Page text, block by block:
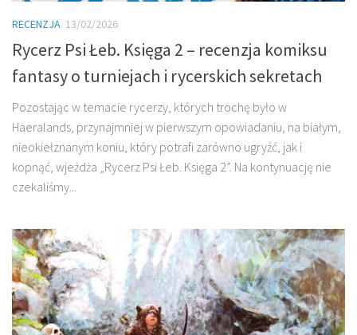
RECENZJA 13/02/2026
Rycerz Psi Łeb. Księga 2 – recenzja komiksu
fantasy o turniejach i rycerskich sekretach
Pozostając w temacie rycerzy, których trochę było w
Haeralands, przynajmniej w pierwszym opowiadaniu, na białym,
nieokiełznanym koniu, który potrafi zarówno ugryźć, jak i
kopnąć, wjeżdża „Rycerz Psi Łeb. Księga 2”. Na kontynuację nie
czekaliśmy...